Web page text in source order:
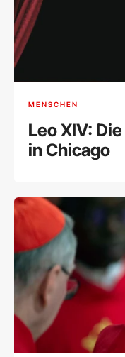
MENSCHEN
Leo XIV:
in Chicago